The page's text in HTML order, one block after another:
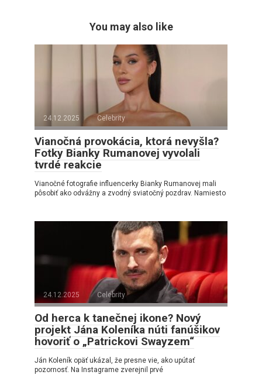
You may also like
24.12.2025 Celebrity
Vianočná provokácia, ktorá nevyšla?
Fotky Bianky Rumanovej vyvolali
tvrdé reakcie
Vianočné fotografie influencerky Bianky Rumanovej mali
pôsobiť ako odvážny a zvodný sviatočný pozdrav. Namiesto
24.12.2025 Celebrity
Od herca k tanečnej ikone? Nový
projekt Jána Koleníka núti fanúšikov
hovoriť o „Patrickovi Swayzem“
Ján Koleník opäť ukázal, že presne vie, ako upútať
pozornosť. Na Instagrame zverejnil prvé